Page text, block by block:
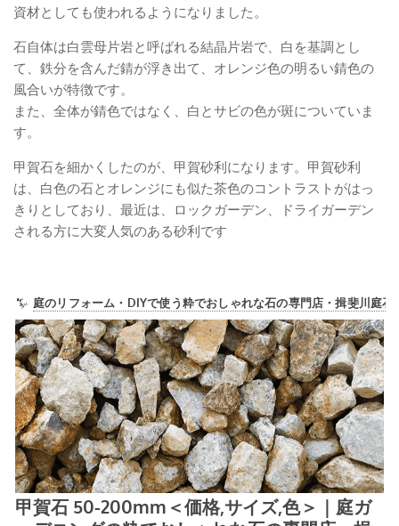
資材としても使われるようになりました。
石自体は白雲母片岩と呼ばれる結晶片岩で、白を基調とし
て、鉄分を含んだ錆が浮き出て、オレンジ色の明るい錆色の
風合いが特徴です。
また、全体が錆色ではなく、白とサビの色が斑についていま
す。
甲賀石を細かくしたのが、甲賀砂利になります。甲賀砂利
は、白色の石とオレンジにも似た茶色のコントラストがはっ
きりとしており、最近は、ロックガーデン、ドライガーデン
される方に大変人気のある砂利です